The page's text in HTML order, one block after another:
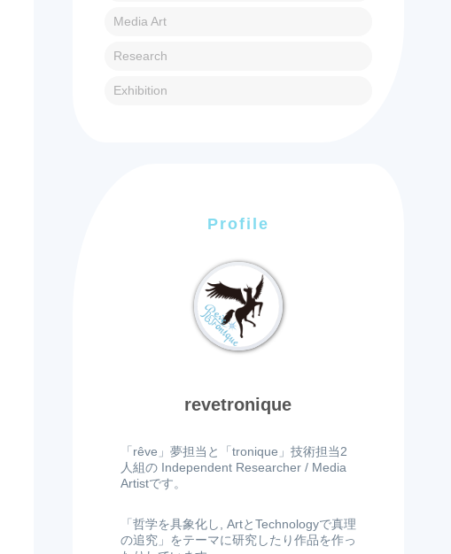
Media Art
Research
Exhibition
Profile
revetronique
「rêve」夢担当と「tronique」技術担当2
人組の Independent Researcher / Media
Artistです。
「哲学を具象化し, ArtとTechnologyで真理
の追究」をテーマに研究したり作品を作っ